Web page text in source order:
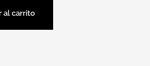
al carrito